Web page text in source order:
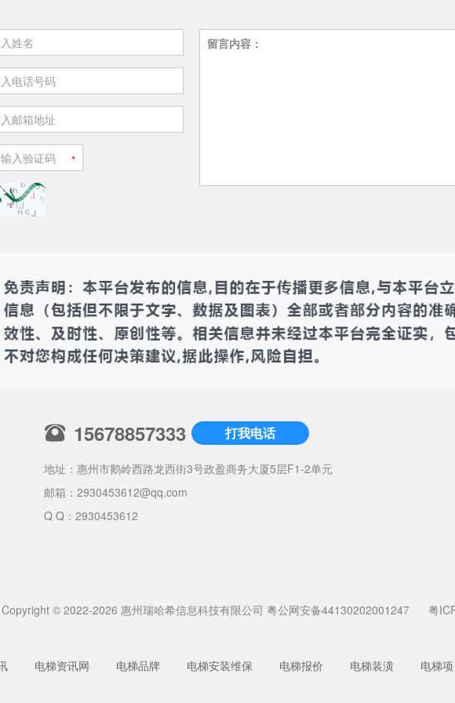
留言内容：
15678857333 打我电话
地址：惠州市鹅岭西路龙西街3号政盈商务大厦5层F1-2单元
邮箱： 2930453612@qq.com
Q Q：2930453612
Copyright © 2022-2026 惠州瑞哈希信息科技有限公司 粤公网安备44130202001247 粤
电梯资讯网 电梯品牌 电梯安装维保 电梯报价 电梯装潢 电梯